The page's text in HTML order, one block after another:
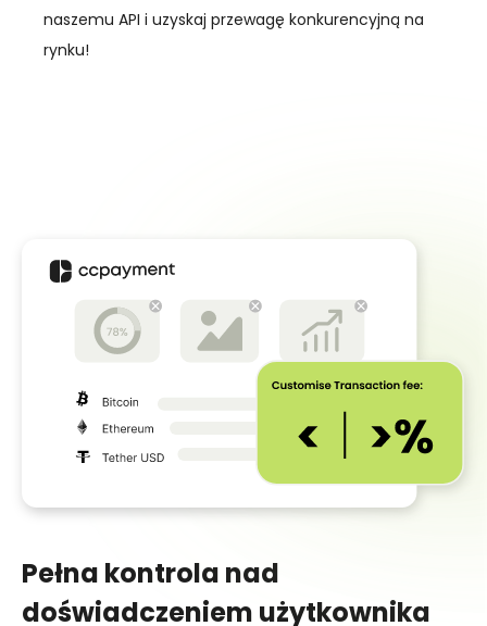
naszemu API i uzyskaj przewagę konkurencyjną na
rynku!
Pełna kontrola nad
doświadczeniem użytkownika